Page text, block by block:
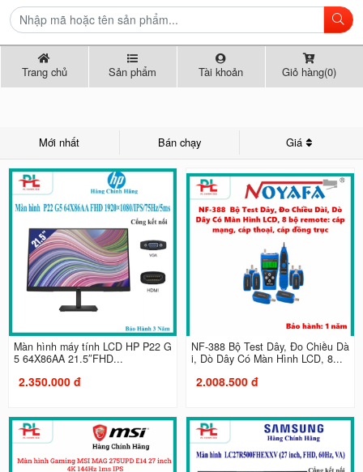
Trang chủ Sản phẩm Tài khoản Giỏ hàng(0)
Mới nhất Bán chạy Giá
Màn hình máy tính LCD HP P22 G
5 64X86AA 21.5″FHD...
2.350.000 đ
NF-388 Bộ Test Dây, Đo Chiều Dà
i, Dò Dây Có Màn Hình LCD, 8...
2.008.500 đ